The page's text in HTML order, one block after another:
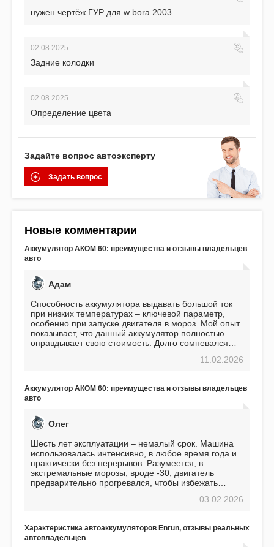
нужен чертёж ГУР для w bora 2003
02.08.2025
Задние колодки
02.08.2025
Определение цвета
Задайте вопрос автоэксперту
Задать вопрос
Новые комментарии
Аккумулятор АКОМ 60: преимущества и отзывы владельцев
авто
Адам
Способность аккумулятора выдавать большой ток
при низких температурах – ключевой параметр,
особенно при запуске двигателя в мороз. Мой опыт
показывает, что данный аккумулятор полностью
оправдывает свою стоимость. Долго сомневался
пожалел. Считаю, что это отличное вложение,11.02.2026
Аккумулятор АКОМ 60: преимущества и отзывы владельцев
авто
Олег
Шесть лет эксплуатации – немалый срок. Машина
использовалась интенсивно, в любое время года и
практически без перерывов. Разумеется, в
экстремальные морозы, вроде -30, двигатель
предварительно прогревался, чтобы избежать
использования не было ни единой поломки,
EFB 75. Судя по характеристикам, он даже
превосходит предыдущую модель.
03.02.2026
Характеристика автоаккумуляторов Enrun, отзывы реальных
автовладельцев